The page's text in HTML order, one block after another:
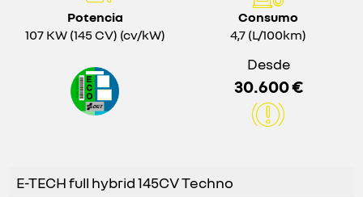
Potencia
107 KW (145 CV) (cv/kW)
Consumo
4,7 (L/100km)
Desde
30.600 €
E-TECH full hybrid 145CV Techno